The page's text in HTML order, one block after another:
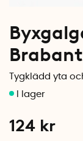
Tygklädd yta
124 kr